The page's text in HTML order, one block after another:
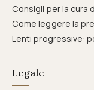
Consigli per la cura
Come leggere la
Lenti progressive:
Legale